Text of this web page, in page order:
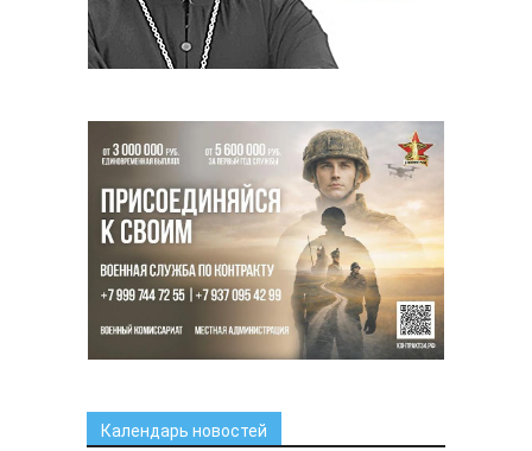
Календарь новостей